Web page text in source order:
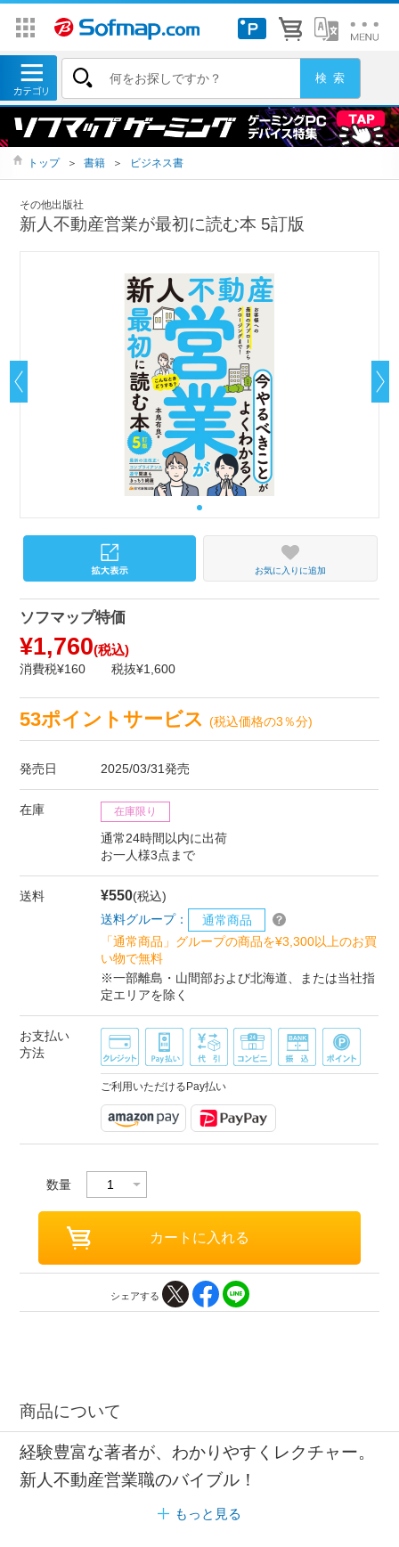
トップ ＞ 書籍 ＞ ビジネス書
その他出版社
新人不動産営業が最初に読む本 5訂版
お気に入りに追加
ソフマップ特価
¥1,760(税込)
消費税¥160 税抜¥1,600
53ポイントサービス(税込価格の3％分)
発売日 2025/03/31発売
在庫 在庫限り
通常24時間以内に出荷
お一人様3点まで
送料 ¥550(税込)
送料グループ：
通常商品
「通常商品」グループの商品を¥3,300以上のお買
い物で無料
※一部離島・山間部および北海道、または当社指
定エリアを除く
お支払い
方法
ご利用いただけるPay払い
数量
シェアする
商品について
経験豊富な著者が、わかりやすくレクチャー。
新人不動産営業職のバイブル！
もっと見る